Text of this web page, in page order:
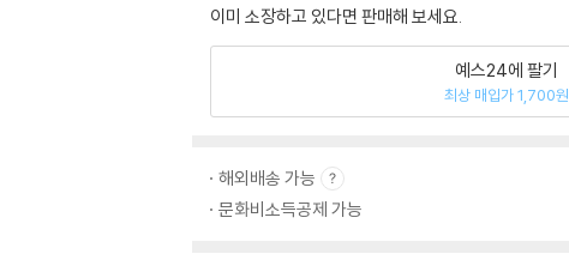
이미 소장하고 있다면 판매해 보세요.
예스24에 팔기
최상 매입가 1,700원
해외배송 가능
문화비소득공제 가능